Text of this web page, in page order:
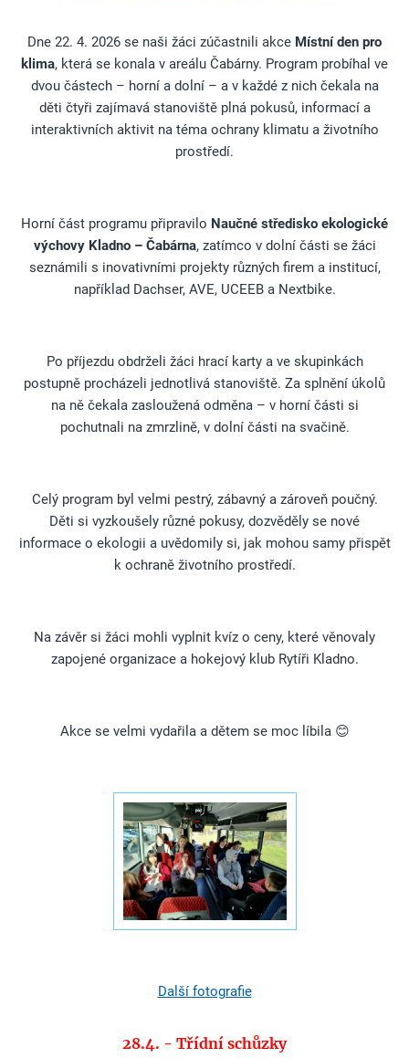
Dne 22. 4. 2026 se naši žáci zúčastnili akce Místní den pro
klima, která se konala v areálu Čabárny. Program probíhal ve
dvou částech – horní a dolní – a v každé z nich čekala na
děti čtyři zajímavá stanoviště plná pokusů, informací a
interaktivních aktivit na téma ochrany klimatu a životního
prostředí.
Horní část programu připravilo Naučné středisko ekologické
výchovy Kladno – Čabárna, zatímco v dolní části se žáci
seznámili s inovativními projekty různých firem a institucí,
například Dachser, AVE, UCEEB a Nextbike.
Po příjezdu obdrželi žáci hrací karty a ve skupinkách
postupně procházeli jednotlivá stanoviště. Za splnění úkolů
na ně čekala zasloužená odměna – v horní části si
pochutnali na zmrzlině, v dolní části na svačině.
Celý program byl velmi pestrý, zábavný a zároveň poučný.
Děti si vyzkoušely různé pokusy, dozvěděly se nové
informace o ekologii a uvědomily si, jak mohou samy přispět
k ochraně životního prostředí.
Na závěr si žáci mohli vyplnit kvíz o ceny, které věnovaly
zapojené organizace a hokejový klub Rytíři Kladno.
Akce se velmi vydařila a dětem se moc líbila 😊
Další fotografie
28.4. - Třídní schůzky